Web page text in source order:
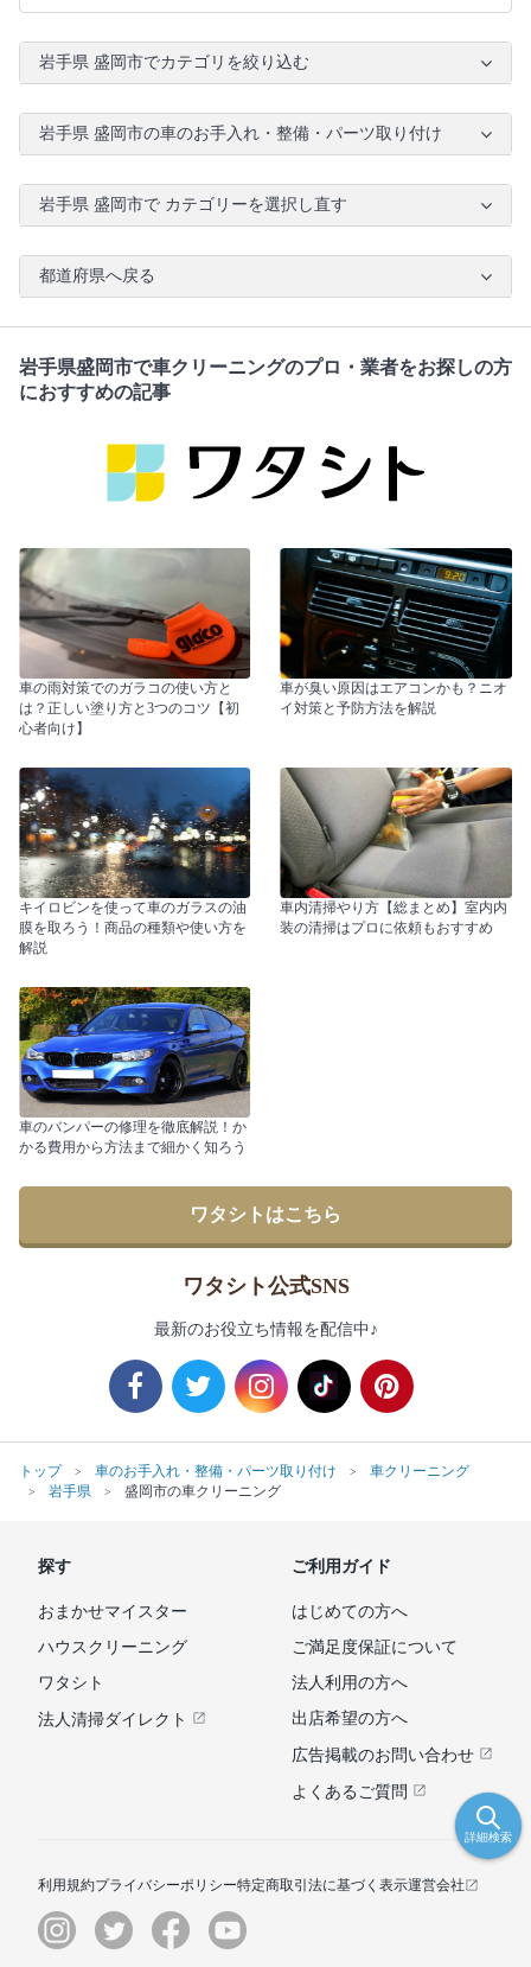
岩手県 盛岡市でカテゴリを絞り込む
岩手県 盛岡市の車のお手入れ・整備・パーツ取り付け
岩手県 盛岡市で カテゴリーを選択し直す
都道府県へ戻る
岩手県盛岡市で車クリーニングのプロ・業者をお探しの方
におすすめの記事
車の雨対策でのガラコの使い方と
は？正しい塗り方と3つのコツ【初
心者向け】
車が臭い原因はエアコンかも？ニオ
イ対策と予防方法を解説
キイロビンを使って車のガラスの油
膜を取ろう！商品の種類や使い方を
解説
車内清掃やり方【総まとめ】室内内
装の清掃はプロに依頼もおすすめ
車のバンパーの修理を徹底解説！か
かる費用から方法まで細かく知ろう
ワタシトはこちら
ワタシト公式SNS
最新のお役立ち情報を配信中♪
トップ 車のお手入れ・整備・パーツ取り付け
車クリーニング
岩手県
盛岡市の車クリーニング
詳細検索
探す
おまかせマイスター
ハウスクリーニング
ワタシト
法人清掃ダイレクト
ご利用ガイド
はじめての方へ
ご満足度保証について
法人利用の方へ
出店希望の方へ
広告掲載のお問い合わせ
よくあるご質問
利用規約プライバシーポリシー特定商取引法に基づく表示運営会社